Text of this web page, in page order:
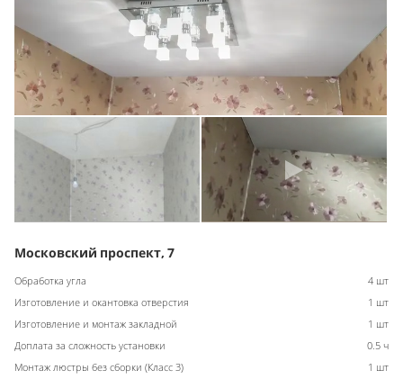
Московский проспект, 7
Обработка угла
4 шт
Изготовление и окантовка отверстия
1 шт
Изготовление и монтаж закладной
1 шт
Доплата за сложность установки
0.5 ч
Монтаж люстры без сборки (Класс 3)
1 шт